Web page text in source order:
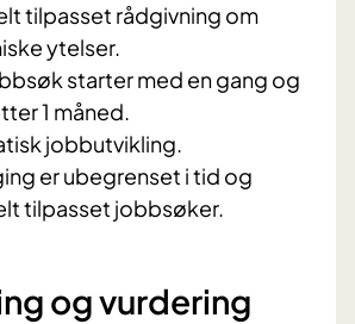
tilpasset rådgivning om
ytelser.
starter med en gang og
1 måned.
jobbutvikling.
er ubegrenset i tid og
tilpasset jobbsøker.
og vurdering